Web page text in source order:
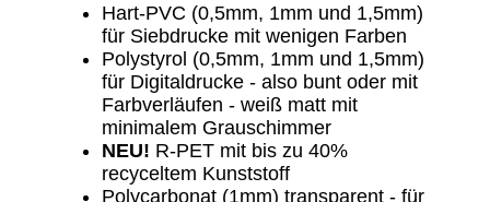
Hart-PVC (0,5mm, 1mm und 1,5mm)
für Siebdrucke mit wenigen Farben
Polystyrol (0,5mm, 1mm und 1,5mm)
für Digitaldrucke - also bunt oder mit
Farbverläufen - weiß matt mit
minimalem Grauschimmer
NEU! R-PET mit bis zu 40%
recyceltem Kunststoff
Polycarbonat (1mm) transparent - für